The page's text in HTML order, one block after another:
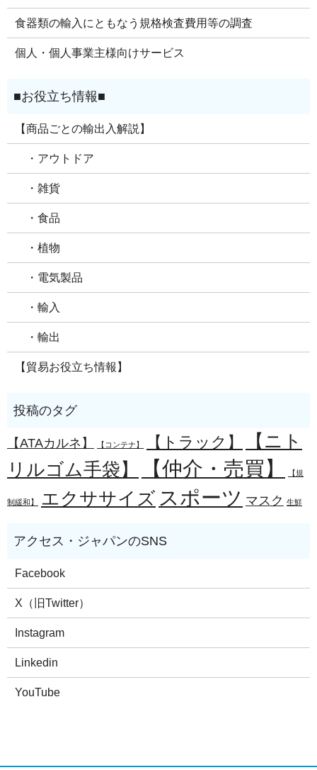
食器類の輸入にともなう規格検査費用等の調査
個人・個人事業主様向けサービス
【商品ごとの輸出入解説】
・アウトドア
・雑貨
・食品
・植物
・電気製品
・輸入
・輸出
【貿易お役立ち情報】
【ATAカルネ】 【コンテナ】 【トラック】
【ニト
リルゴム手袋】
【仲介・売買】 【規
制緩和】 エクササイズ スポーツ マスク 生鮮
Facebook
X（旧Twitter）
Instagram
Linkedin
YouTube